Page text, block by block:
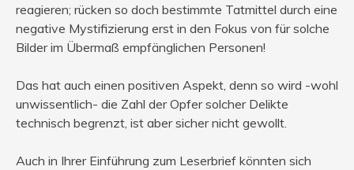
reagieren; rücken so doch bestimmte Tatmittel durch eine
negative Mystifizierung erst in den Fokus von für solche
Bilder im Übermaß empfänglichen Personen!
Das hat auch einen positiven Aspekt, denn so wird -wohl
unwissentlich- die Zahl der Opfer solcher Delikte
technisch begrenzt, ist aber sicher nicht gewollt.
Auch in Ihrer Einführung zum Leserbrief könnten sich